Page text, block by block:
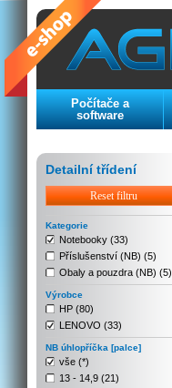
Počítače a
software
Detailní třídení
Reset filtru
Kategorie
Notebooky (33)
Příslušenství (NB) (5)
Obaly a pouzdra (NB) (5)
Výrobce
HP (80)
LENOVO (33)
NB úhlopříčka [palce]
vše (*)
13 - 14,9 (21)